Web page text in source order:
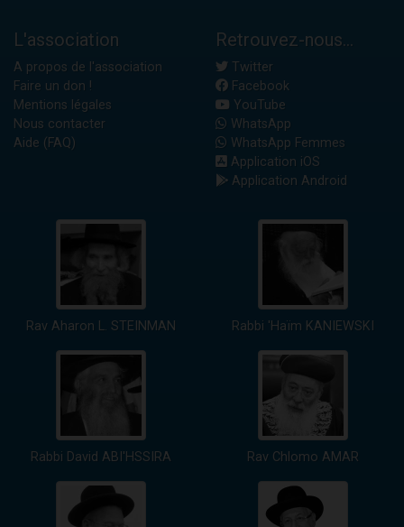
L'association
A propos de l'association
Faire un don !
Mentions légales
Nous contacter
Aide (FAQ)
Retrouvez-nous...
Twitter
Facebook
YouTube
WhatsApp
WhatsApp Femmes
Application iOS
Application Android
Rav Aharon L. STEINMAN Rabbi 'Haïm KANIEWSKI
Rabbi David ABI'HSSIRA Rav Chlomo AMAR